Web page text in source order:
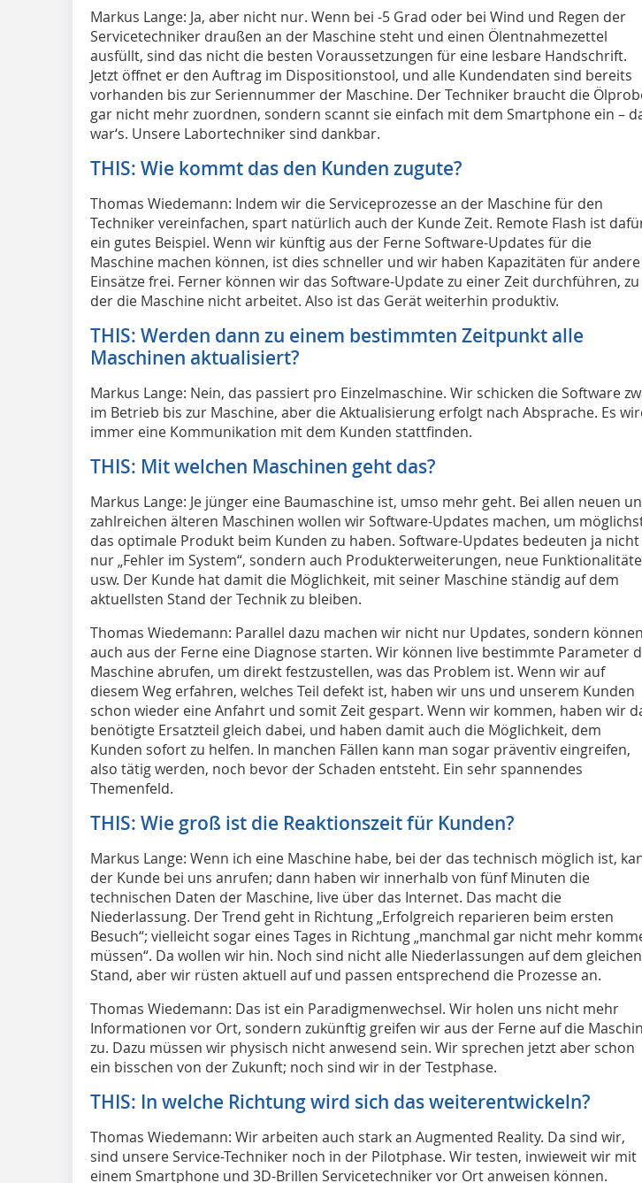
Markus Lange: Ja, aber nicht nur. Wenn bei -5 Grad oder bei Wind und Regen der
Servicetechniker draußen an der Maschine steht und einen Ölentnahmezettel
ausfüllt, sind das nicht die besten Voraussetzungen für eine lesbare Handschrift.
Jetzt öffnet er den Auftrag im Dispositionstool, und alle Kundendaten sind bereits
vorhanden bis zur Seriennummer der Maschine. Der Techniker braucht die
gar nicht mehr zuordnen, sondern scannt sie einfach mit dem Smartphone ein –
war‘s. Unsere Labortechniker sind dankbar.
THIS: Wie kommt das den Kunden zugute?
Thomas Wiedemann: Indem wir die Serviceprozesse an der Maschine für den
Techniker vereinfachen, spart natürlich auch der Kunde Zeit. Remote Flash ist
ein gutes Beispiel. Wenn wir künftig aus der Ferne Software-Updates für die
Maschine machen können, ist dies schneller und wir haben Kapazitäten für andere
Einsätze frei. Ferner können wir das Software-Update zu einer Zeit durchführen, zu
der die Maschine nicht arbeitet. Also ist das Gerät weiterhin produktiv.
THIS: Werden dann zu einem bestimmten Zeitpunkt alle
Maschinen aktualisiert?
Markus Lange: Nein, das passiert pro Einzelmaschine. Wir schicken die Software
im Betrieb bis zur Maschine, aber die Aktualisierung erfolgt nach Absprache. Es
immer eine Kommunikation mit dem Kunden stattfinden.
THIS: Mit welchen Maschinen geht das?
Markus Lange: Je jünger eine Baumaschine ist, umso mehr geht. Bei allen neuen
zahlreichen älteren Maschinen wollen wir Software-Updates machen, um
das optimale Produkt beim Kunden zu haben. Software-Updates bedeuten ja nicht
nur „Fehler im System“, sondern auch Produkterweiterungen, neue
usw. Der Kunde hat damit die Möglichkeit, mit seiner Maschine ständig auf dem
aktuellsten Stand der Technik zu bleiben.
Thomas Wiedemann: Parallel dazu machen wir nicht nur Updates, sondern können
auch aus der Ferne eine Diagnose starten. Wir können live bestimmte Parameter
Maschine abrufen, um direkt festzustellen, was das Problem ist. Wenn wir auf
diesem Weg erfahren, welches Teil defekt ist, haben wir uns und unserem Kunden
schon wieder eine Anfahrt und somit Zeit gespart. Wenn wir kommen, haben wir
benötigte Ersatzteil gleich dabei, und haben damit auch die Möglichkeit, dem
Kunden sofort zu helfen. In manchen Fällen kann man sogar präventiv eingreifen,
also tätig werden, noch bevor der Schaden entsteht. Ein sehr spannendes
Themenfeld.
THIS: Wie groß ist die Reaktionszeit für Kunden?
Markus Lange: Wenn ich eine Maschine habe, bei der das technisch möglich ist,
der Kunde bei uns anrufen; dann haben wir innerhalb von fünf Minuten die
technischen Daten der Maschine, live über das Internet. Das macht die
Niederlassung. Der Trend geht in Richtung „Erfolgreich reparieren beim ersten
Besuch“; vielleicht sogar eines Tages in Richtung „manchmal gar nicht mehr
müssen“. Da wollen wir hin. Noch sind nicht alle Niederlassungen auf dem gleichen
Stand, aber wir rüsten aktuell auf und passen entsprechend die Prozesse an.
Thomas Wiedemann: Das ist ein Paradigmenwechsel. Wir holen uns nicht mehr
Informationen vor Ort, sondern zukünftig greifen wir aus der Ferne auf die
zu. Dazu müssen wir physisch nicht anwesend sein. Wir sprechen jetzt aber schon
ein bisschen von der Zukunft; noch sind wir in der Testphase.
THIS: In welche Richtung wird sich das weiterentwickeln?
Thomas Wiedemann: Wir arbeiten auch stark an Augmented Reality. Da sind wir,
sind unsere Service-Techniker noch in der Pilotphase. Wir testen, inwieweit wir mit
einem Smartphone und 3D-Brillen Servicetechniker vor Ort anweisen können.